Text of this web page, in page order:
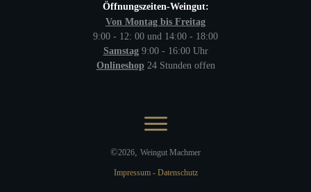
Öffnungszeiten-Weingut:
Von Montag bis Freitag
9:00 - 12: 00 und 14:00 - 18:00
Samstag9:00 - 16:00 Uhr
Onlineshop 24 Stunden offen
©2026, Weingut Machmer
Impressum- Datenschutz